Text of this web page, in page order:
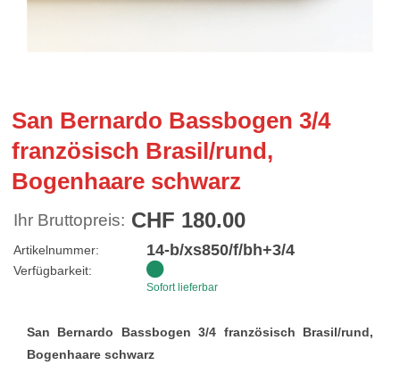
San Bernardo Bassbogen 3/4
französisch Brasil/rund,
Bogenhaare schwarz
Ihr Bruttopreis: CHF 180.00
Artikelnummer: 14-b/xs850/f/bh+3/4
Verfügbarkeit:
Sofort lieferbar
San Bernardo Bassbogen 3/4 französisch Brasil/rund,
Bogenhaare schwarz